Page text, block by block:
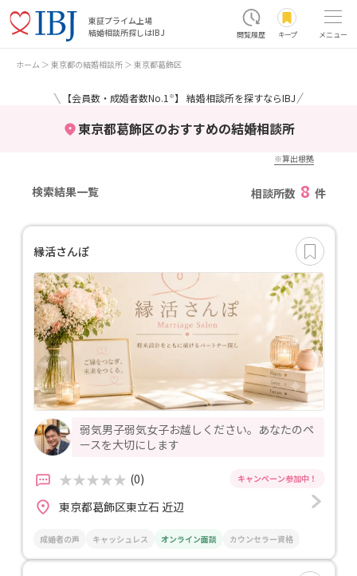
東証プライム上場
結婚相談所探しはIBJ
閲覧履歴 キープ メニュー
ホーム 東京都の結婚相談所 東京都葛飾区
＼ 【会員数・成婚者数No.1 ※】 結婚相談所を探すならIBJ／
東京都葛飾区のおすすめの結婚相談所
※算出根拠
検索結果一覧 相談所数 8 件
縁活さんぽ
弱気男子弱気女子お越しください。あなたのペ
ースを大切にします
(0)
東京都葛飾区東立石 近辺
成婚者の声 キャッシュレス オンライン面談 カウンセラー資格